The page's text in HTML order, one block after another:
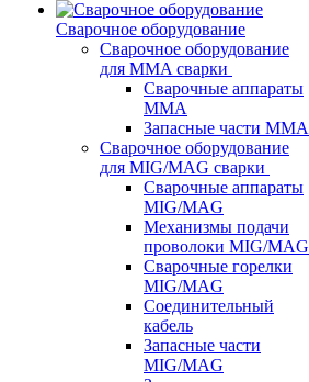
Сварочное оборудование
Сварочное оборудование
для MMA сварки
Сварочные аппараты
MMA
Запасные части MMA
Сварочное оборудование
для MIG/MAG сварки
Сварочные аппараты
MIG/MAG
Механизмы подачи
проволоки MIG/MAG
Сварочные горелки
MIG/MAG
Соединительный
кабель
Запасные части
MIG/MAG